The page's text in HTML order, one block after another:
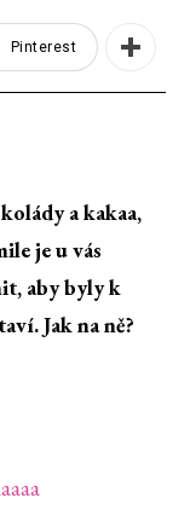
Pinterest
a kakaa,
je u vás
aby byly k
Jak na ně?